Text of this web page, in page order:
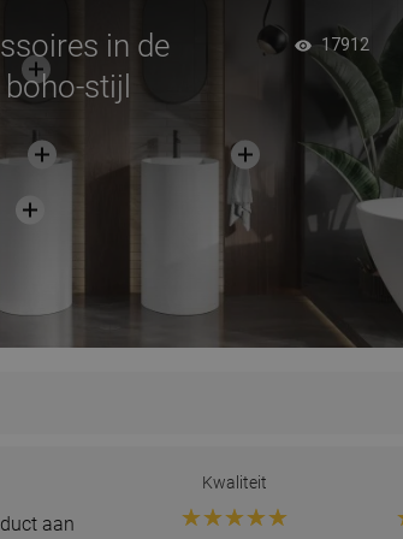
in de
stijl
17912
aan
Kwaliteit